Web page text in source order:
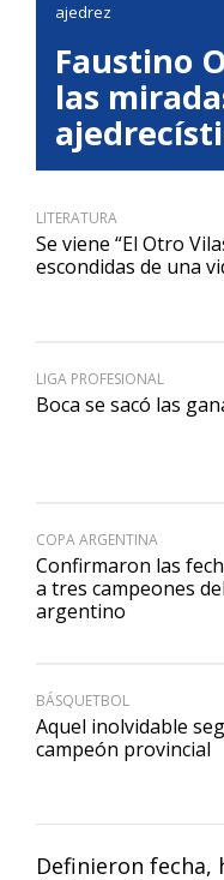
Definieron fecha,
ajedrez
Faustino
las
LITERATURA
Se viene “El Otro
escondidas de una
LIGA PROFESIONAL
Boca se sacó las
COPA ARGENTINA
Confirmaron las
a tres campeones
argentino
BÁSQUETBOL
Aquel inolvidable
campeón provincial